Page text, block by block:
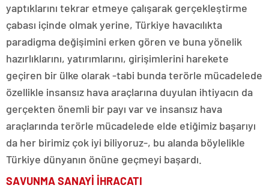
yaptıklarını tekrar etmeye çalışarak gerçekleştirme
çabası içinde olmak yerine, Türkiye havacılıkta
paradigma değişimini erken gören ve buna yönelik
hazırlıklarını, yatırımlarını, girişimlerini harekete
geçiren bir ülke olarak -tabi bunda terörle mücadelede
özellikle insansız hava araçlarına duyulan ihtiyacın da
gerçekten önemli bir payı var ve insansız hava
araçlarında terörle mücadelede elde etiğimiz başarıyı
da her birimiz çok iyi biliyoruz-, bu alanda böylelikle
Türkiye dünyanın önüne geçmeyi başardı.
SAVUNMA SANAYİ İHRACATI